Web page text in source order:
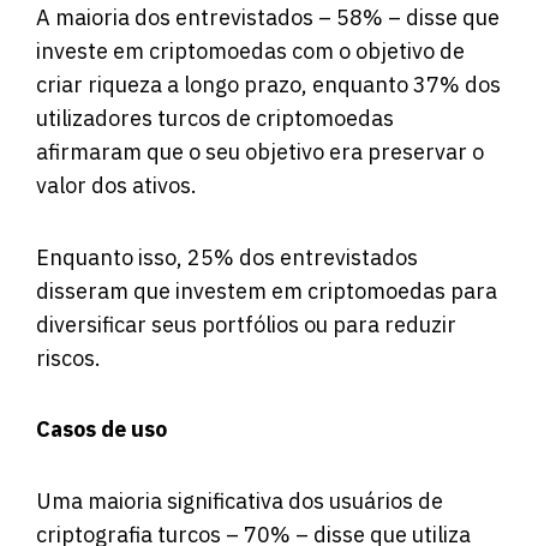
A maioria dos entrevistados – 58% – disse que
investe em criptomoedas com o objetivo de
criar riqueza a longo prazo, enquanto 37% dos
utilizadores turcos de criptomoedas
afirmaram que o seu objetivo era preservar o
valor dos ativos.
Enquanto isso, 25% dos entrevistados
disseram que investem em criptomoedas para
diversificar seus portfólios ou para reduzir
riscos.
Casos de uso
Uma maioria significativa dos usuários de
criptografia turcos – 70% – disse que utiliza